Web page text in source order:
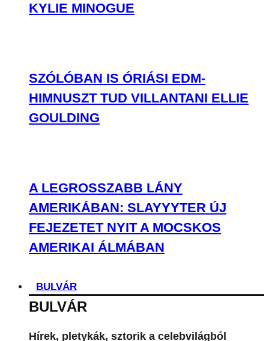
KYLIE MINOGUE
SZÓLÓBAN IS ÓRIÁSI EDM-
HIMNUSZT TUD VILLANTANI ELLIE
GOULDING
A LEGROSSZABB LÁNY
AMERIKÁBAN: SLAYYYTER ÚJ
FEJEZETET NYIT A MOCSKOS
AMERIKAI ÁLMÁBAN
BULVÁR
BULVÁR
Hírek, pletykák, sztorik a celebvilágból